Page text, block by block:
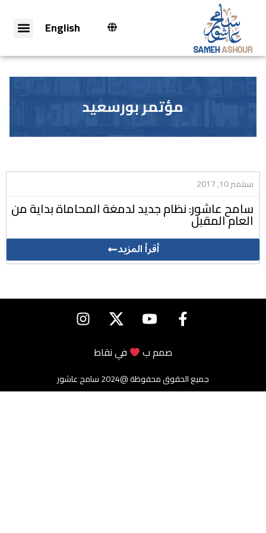
English
مؤتمر بورسعيد
سبتمبر 10, 2017
سامح عاشور: نظام جديد لدمغة المحاماة بداية من
العام المقبل
أقرأ المزيد
جميع الحقوق محفوظة @2024 سامح عاشور
صمم ب فينقاط